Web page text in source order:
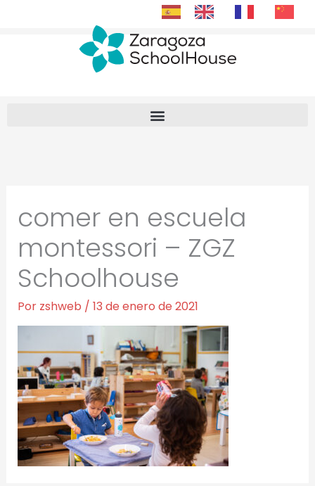
comer en escuela
montessori – ZGZ
Schoolhouse
Por zshweb / 13 de enero de 2021